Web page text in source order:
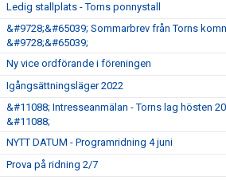
Ledig stallplats - Torns ponnystall
&#9728;&#65039; Sommarbrev från Torns
&#9728;&#65039;
Ny vice ordförande i föreningen
Igångsättningsläger 2022
&#11088; Intresseanmälan - Torns lag hösten
&#11088;
NYTT DATUM - Programridning 4 juni
Prova på ridning 2/7